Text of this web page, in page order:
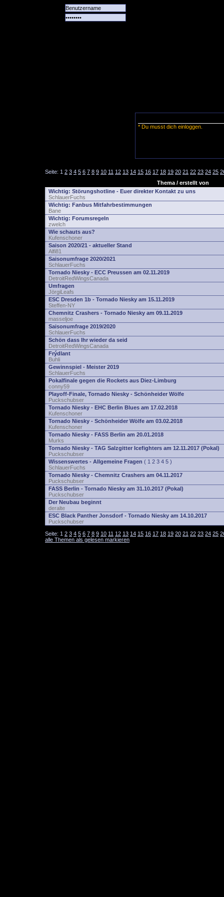
* Du musst dich einloggen.
Seite: 1 2 3 4 5 6 7 8 9 10 11 12 13 14 15 16 17 18 19 20 21 22 23 24 25
Thema / erstellt von
Wichtig: Störungshotline - Euer direkter Kontakt zu uns
SchlauerFuchs
Wichtig: Fanbus Mitfahrbestimmungen
Bane
Wichtig: Forumsregeln
zwelch
Wie schauts aus?
Kufenschoner
Saison 2020/21 - aktueller Stand
Alfi81
Saisonumfrage 2020/2021
SchlauerFuchs
Tornado Niesky - ECC Preussen am 02.11.2019
DetroitRedWingsCanada
Umfragen
JörgiLeafs
ESC Dresden 1b - Tornado Niesky am 15.11.2019
Steffen-NY
Chemnitz Crashers - Tornado Niesky am 09.11.2019
masseljoe
Saisonumfrage 2019/2020
SchlauerFuchs
Schön dass Ihr wieder da seid
DetroitRedWingsCanada
Frýdlant
Buhli
Gewinnspiel - Meister 2019
SchlauerFuchs
Pokalfinale gegen die Rockets aus Diez-Limburg
conny59
Playoff-Finale, Tornado Niesky - Schönheider Wölfe
Puckschubser
Tornado Niesky - EHC Berlin Blues am 17.02.2018
Kufenschoner
Tornado Niesky - Schönheider Wölfe am 03.02.2018
Kufenschoner
Tornado Niesky - FASS Berlin am 20.01.2018
Murks
Tornado Niesky - TAG Salzgitter Icefighters am 12.11.2017 (Pokal)
Puckschubser
Wissenswertes - Allgemeine Fragen ( 1 2 3 4 5 )
SchlauerFuchs
Tornado Niesky - Chemnitz Crashers am 04.11.2017
Puckschubser
FASS Berlin - Tornado Niesky am 31.10.2017 (Pokal)
Puckschubser
Der Neubau beginnt
deralte
ESC Black Panther Jonsdorf - Tornado Niesky am 14.10.2017
Puckschubser
Seite: 1 2 3 4 5 6 7 8 9 10 11 12 13 14 15 16 17 18 19 20 21 22 23 24 25
alle Themen als gelesen markieren